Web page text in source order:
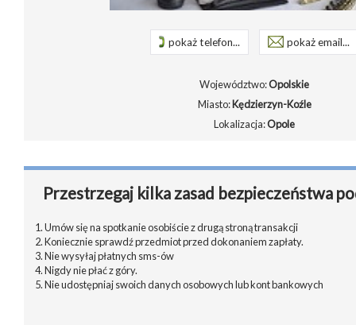
pokaż telefon... pokaż email...
Województwo:Opolskie
Miasto:Kędzierzyn-Koźle
Lokalizacja:Opole
Przestrzegaj kilka zasad bezpieczeństwa
1. Umów się na spotkanie osobiście z drugą stroną transakcji
2. Koniecznie sprawdź przedmiot przed dokonaniem zapłaty.
3. Nie wysyłaj płatnych sms-ów
4. Nigdy nie płać z góry.
5. Nie udostępniaj swoich danych osobowych lub kont bankowych